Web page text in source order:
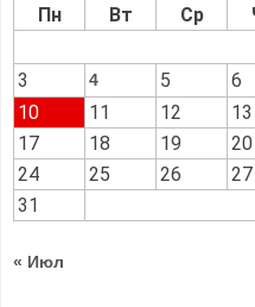
Пн
Вт Ср
3
4 5 6
10
11 12 13
17
18 19 20
24
25 26 27
31
« Июл